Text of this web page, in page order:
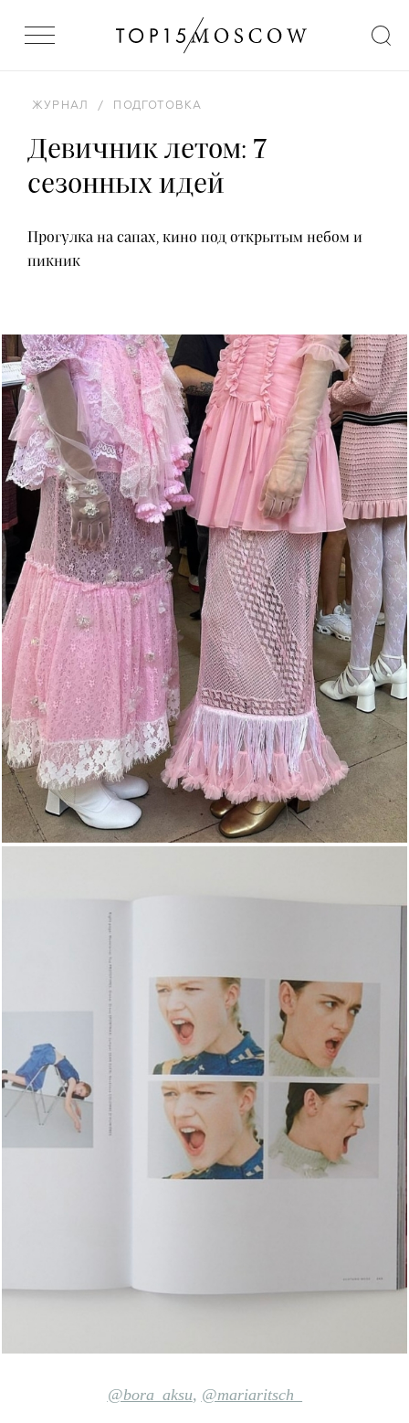
ЖУРНАЛ / ПОДГОТОВКА
Девичник летом: 7
сезонных идей
Прогулка на сапах, кино под открытым небом и
пикник
@bora_aksu, @mariaritsch_